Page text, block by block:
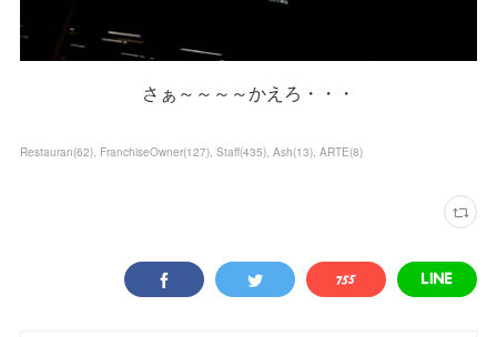
さぁ～～～～かえろ・・・
Restauran(62) FranchiseOwner(127) Staff(435) Ash(13) ARTE(8)